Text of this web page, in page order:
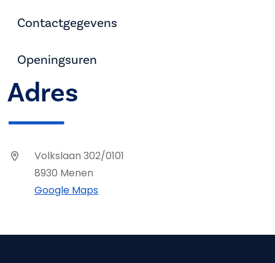
Contactgegevens
Openingsuren
Adres
Volkslaan 302/0101
8930 Menen
Google Maps